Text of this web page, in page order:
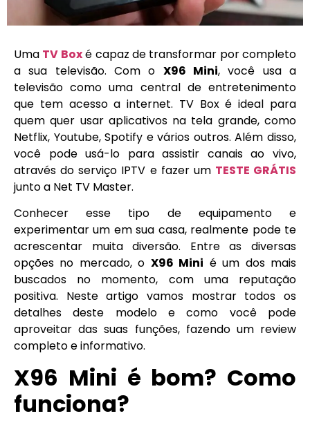
Uma TV Boxé capaz de transformar por completo
a sua televisão. Com o X96 Mini, você usa a
televisão como uma central de entretenimento
que tem acesso a internet. TV Box é ideal para
quem quer usar aplicativos na tela grande, como
Netflix, Youtube, Spotify e vários outros. Além disso,
você pode usá-lo para assistir canais ao vivo,
através do serviço IPTV e fazer um TESTE GRÁTIS
junto a Net TV Master.
Conhecer esse tipo de equipamento e
experimentar um em sua casa, realmente pode te
acrescentar muita diversão. Entre as diversas
opções no mercado, o X96 Mini é um dos mais
buscados no momento, com uma reputação
positiva. Neste artigo vamos mostrar todos os
detalhes deste modelo e como você pode
aproveitar das suas funções, fazendo um review
completo e informativo.
X96 Mini é bom? Como
funciona?